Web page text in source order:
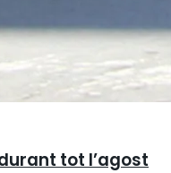
tot l’agost